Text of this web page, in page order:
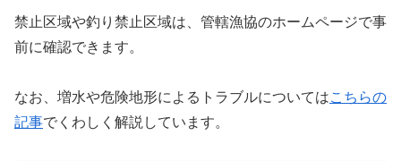
禁止区域や釣り禁止区域は、管轄漁協のホームページで事
前に確認できます。
なお、増水や危険地形によるトラブルについてはこちらの
記事でくわしく解説しています。